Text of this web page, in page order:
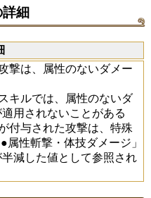
細
撃は、属性のないダメー
キルでは、属性のないダ
用されないことがある
付与された攻撃は、特殊
性斬撃・体技ダメージ」
減した値として参照され